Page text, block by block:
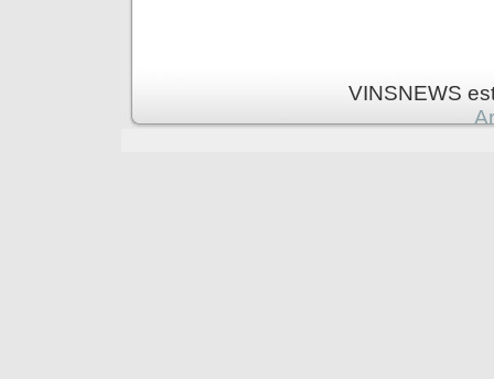
VINSNEWS